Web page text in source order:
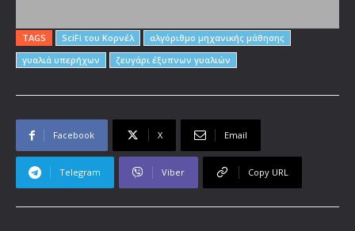
TAGS SciFi του Κορνέλ
αλγόριθμο μηχανικής μάθησης
γυαλιά υπερήχων
ζευγάρι έξυπνων γυαλιών
Facebook X Email
Telegram Viber Copy URL